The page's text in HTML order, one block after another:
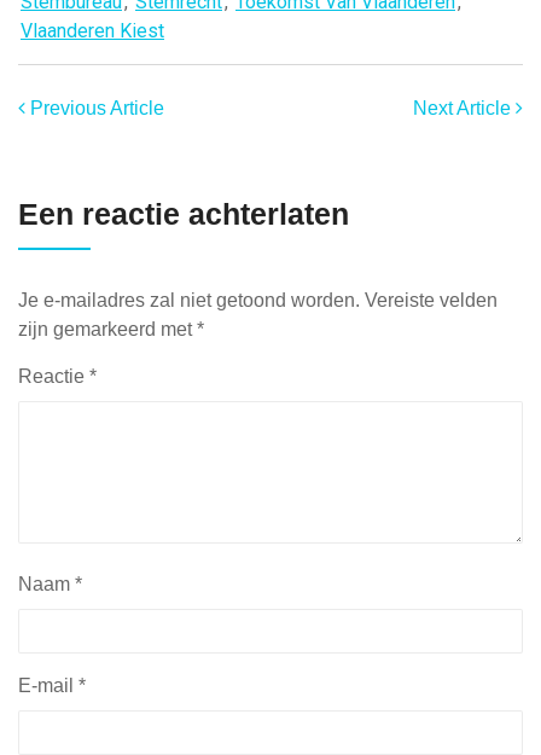
Vlaanderen Kiest
Previous Article Next Article
Een reactie achterlaten
Je e-mailadres zal niet getoond worden. Vereiste velden
zijn gemarkeerd met*
Reactie *
Naam *
E-mail *